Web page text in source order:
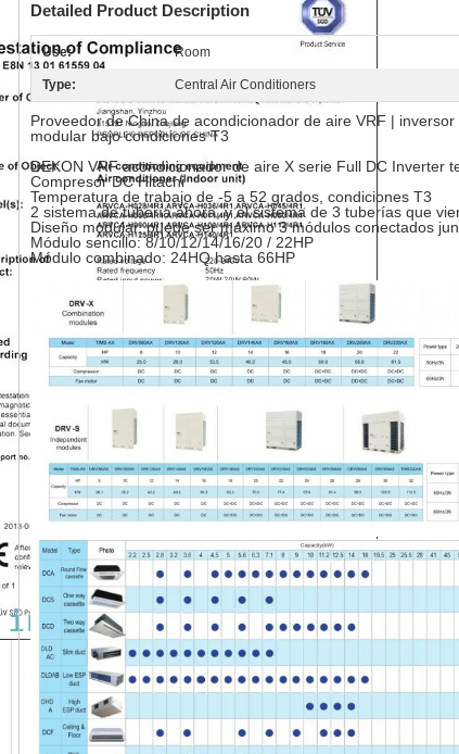
Detailed Product Description
Use: Room
Type: Central Air Conditioners
Proveedor de China de acondicionador de aire VRF |
modular bajo condiciones T3
DEKON VRF acondicionador de aire X serie Full DC Inverter
Compresor DC Hitachi
Temperatura de trabajo de -5 a 52 grados, condiciones T3
2 sistema de tubería ahora, y el sistema de 3 tuberías que
Diseño modular, puede ser máximo 3 módulos conectados
Módulo sencillo: 8/10/12/14/16/20 / 22HP
Módulo combinado: 24HQ hasta 66HP